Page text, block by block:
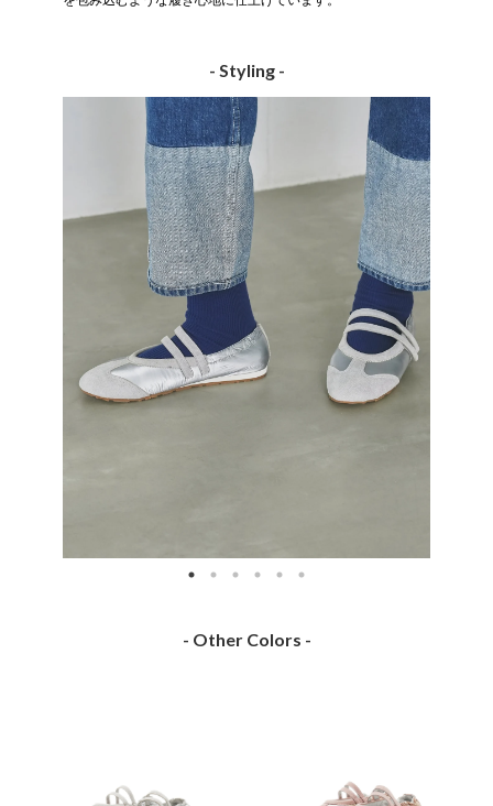
- Styling -
- Other Colors -